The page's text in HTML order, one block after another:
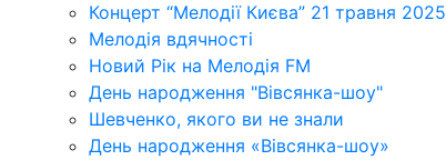
Концерт “Мелодії Києва” 21 травня 2025
Мелодія вдячності
Новий Рік на Мелодія FM
День народження "Вівсянка-шоу"
Шевченко, якого ви не знали
День народження «Вівсянка-шоу»